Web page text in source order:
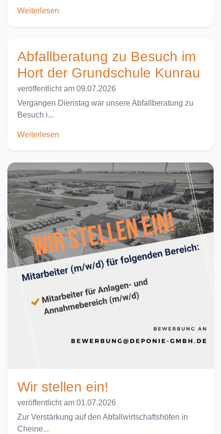
Weiterlesen
Abfallberatung zu Besuch im
Hort der Grundschule Kunrau
veröffentlicht am 09.07.2026
Vergangen Dienstag war unsere Abfallberatung zu
Besuch i...
Weiterlesen
Wir stellen ein!
veröffentlicht am 01.07.2026
Zur Verstärkung auf den Abfallwirtschaftshöfen in
Cheine...